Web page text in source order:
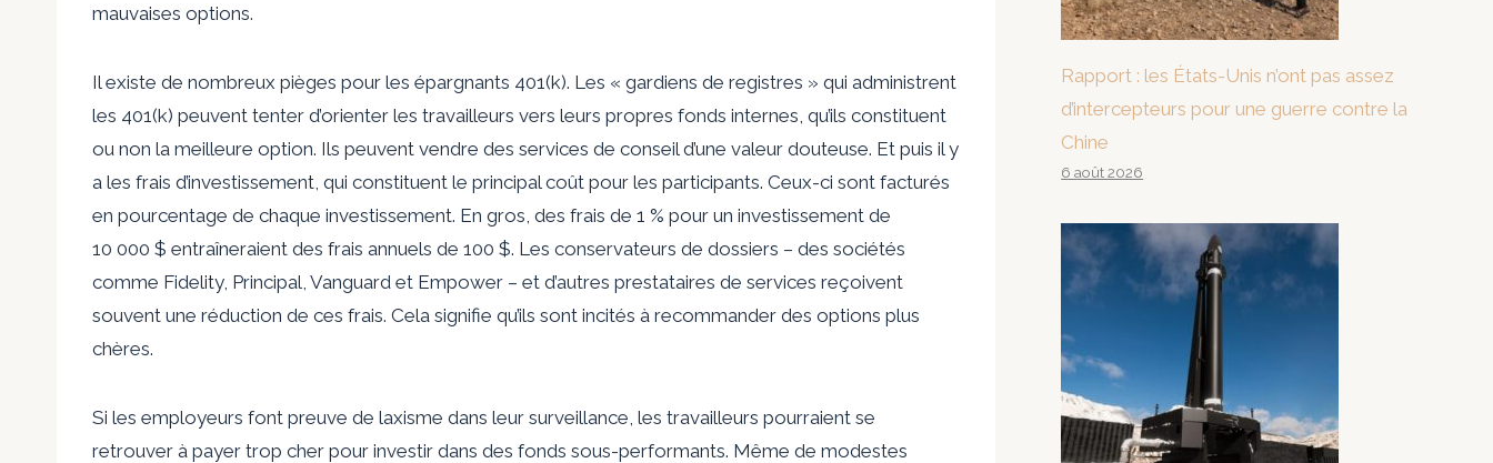
mauvaises options.
Il existe de nombreux pièges pour les épargnants 401(k). Les « gardiens de registres » qui administrent
les 401(k) peuvent tenter d’orienter les travailleurs vers leurs propres fonds internes, qu’ils constituent
ou non la meilleure option. Ils peuvent vendre des services de conseil d’une valeur douteuse. Et puis il y
a les frais d’investissement, qui constituent le principal coût pour les participants. Ceux-ci sont facturés
en pourcentage de chaque investissement. En gros, des frais de 1 % pour un investissement de
10 000 $ entraîneraient des frais annuels de 100 $. Les conservateurs de dossiers – des sociétés
comme Fidelity, Principal, Vanguard et Empower – et d’autres prestataires de services reçoivent
souvent une réduction de ces frais. Cela signifie qu’ils sont incités à recommander des options plus
chères.
Si les employeurs font preuve de laxisme dans leur surveillance, les travailleurs pourraient se
retrouver à payer trop cher pour investir dans des fonds sous-performants. Même de modestes
Rapport : les États-Unis n’ont pas assez
d’intercepteurs pour une guerre contre la
Chine
6 août 2026